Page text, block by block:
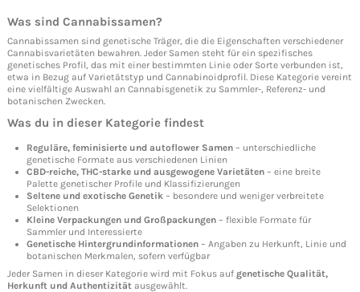
Was sind Cannabissamen?
Cannabissamen sind genetische Träger, die die Eigenschaften verschiedener
Cannabisvarietäten bewahren. Jeder Samen steht für ein spezifisches
genetisches Profil, das mit einer bestimmten Linie oder Sorte verbunden ist,
etwa in Bezug auf Varietätstyp und Cannabinoidprofil. Diese Kategorie vereint
eine vielfältige Auswahl an Cannabisgenetik zu Sammler-, Referenz- und
botanischen Zwecken.
Was du in dieser Kategorie findest
Reguläre, feminisierte und autoflower Samen – unterschiedliche
genetische Formate aus verschiedenen Linien
CBD-reiche, THC-starke und ausgewogene Varietäten – eine breite
Palette genetischer Profile und Klassifizierungen
Seltene und exotische Genetik – besondere und weniger verbreitete
Selektionen
Kleine Verpackungen und Großpackungen – flexible Formate für
Sammler und Interessierte
Genetische Hintergrundinformationen – Angaben zu Herkunft, Linie und
botanischen Merkmalen, sofern verfügbar
Jeder Samen in dieser Kategorie wird mit Fokus auf genetische Qualität,
Herkunft und Authentizität ausgewählt.